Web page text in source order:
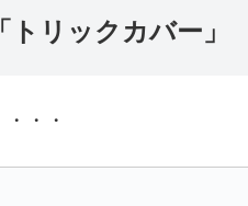
リックカバー」
・・